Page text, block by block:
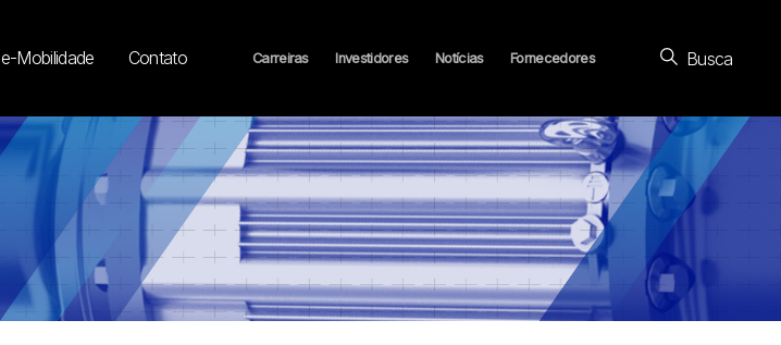
e-Mobilidade Contato Carreiras Investidores Notícias Fornecedores Busca